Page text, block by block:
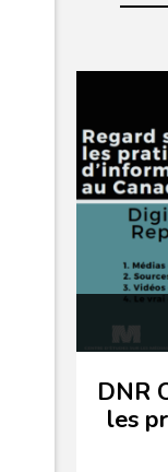
DNR
les